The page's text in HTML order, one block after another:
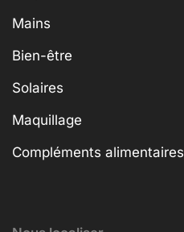
Mains
Bien-être
Solaires
Maquillage
Compléments alimentaires